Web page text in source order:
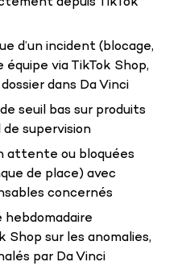
d’un incident (blocage,
via TikTok Shop,
dans Da Vinci
seuil bas sur produits
supervision
attente ou bloquées
de place) avec
concernés
hebdomadaire
Shop sur les anomalies,
par Da Vinci